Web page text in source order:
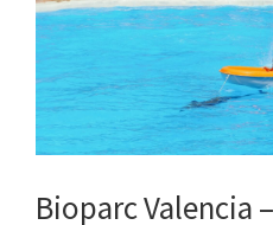
Bioparc Valencia